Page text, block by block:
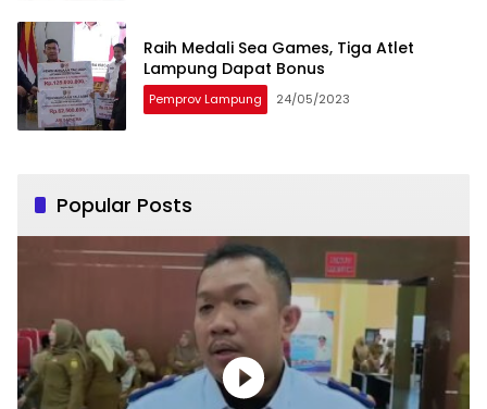
Raih Medali Sea Games, Tiga Atlet
Lampung Dapat Bonus
Pemprov Lampung 24/05/2023
Popular Posts